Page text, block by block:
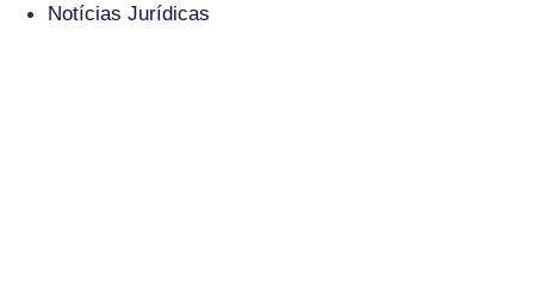
Notícias Jurídicas